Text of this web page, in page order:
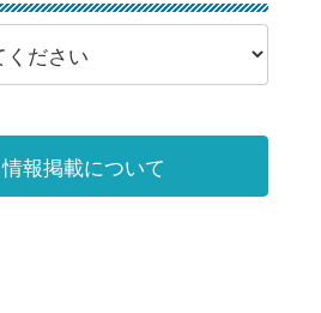
情報掲載について